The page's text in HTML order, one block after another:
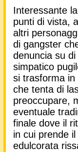
Interessante
punti di vista,
altri
di gangster
denuncia su
simpatico
si trasforma in
che tenta di
preoccupare,
eventuale
finale dove il
in cui prende
edulcorata